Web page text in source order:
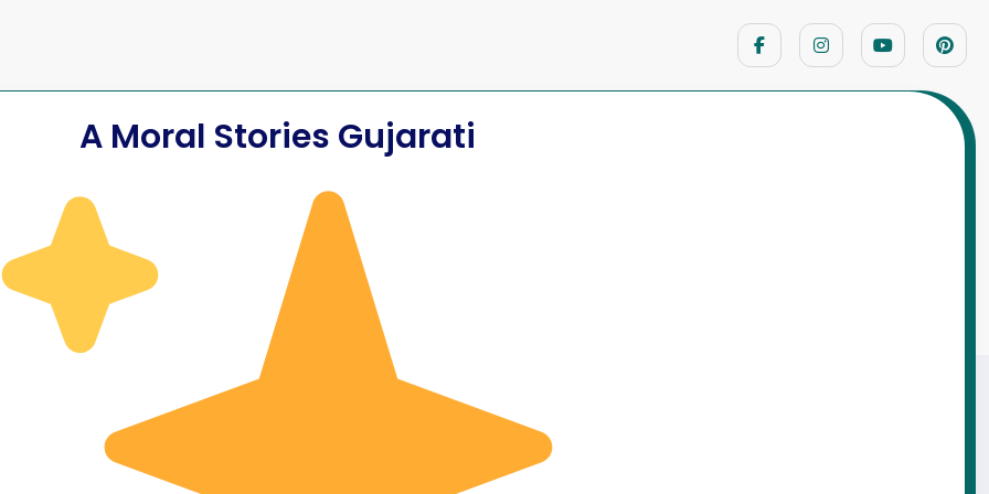
A Moral Stories Gujarati
છેતરપિંડીનો
| The Blue
વાદળી શિયાળની વાર્તા – અહંકાર અને છેતરપિંડીનો અંત બતાવતી પ્રખ્યાત